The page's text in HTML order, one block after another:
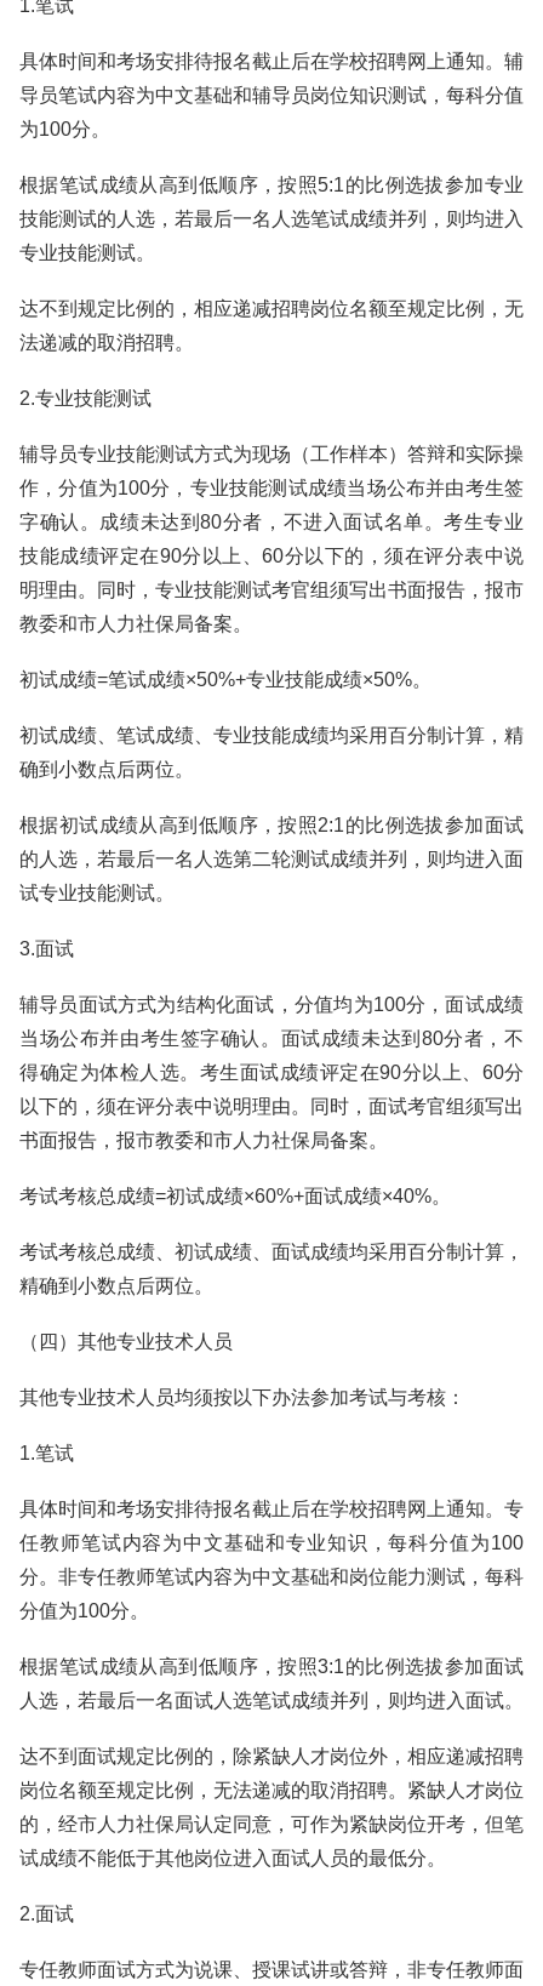
1.笔试
具体时间和考场安排待报名截止后在学校招聘网上通知。辅
导员笔试内容为中文基础和辅导员岗位知识测试，每科分值
为100分。
根据笔试成绩从高到低顺序，按照5:1的比例选拔参加专业
技能测试的人选，若最后一名人选笔试成绩并列，则均进入
专业技能测试。
达不到规定比例的，相应递减招聘岗位名额至规定比例，无
法递减的取消招聘。
2.专业技能测试
辅导员专业技能测试方式为现场（工作样本）答辩和实际操
作，分值为100分，专业技能测试成绩当场公布并由考生签
字确认。成绩未达到80分者，不进入面试名单。考生专业
技能成绩评定在90分以上、60分以下的，须在评分表中说
明理由。同时，专业技能测试考官组须写出书面报告，报市
教委和市人力社保局备案。
初试成绩=笔试成绩×50%+专业技能成绩×50%。
初试成绩、笔试成绩、专业技能成绩均采用百分制计算，精
确到小数点后两位。
根据初试成绩从高到低顺序，按照2:1的比例选拔参加面试
的人选，若最后一名人选第二轮测试成绩并列，则均进入面
试专业技能测试。
3.面试
辅导员面试方式为结构化面试，分值均为100分，面试成绩
当场公布并由考生签字确认。面试成绩未达到80分者，不
得确定为体检人选。考生面试成绩评定在90分以上、60分
以下的，须在评分表中说明理由。同时，面试考官组须写出
书面报告，报市教委和市人力社保局备案。
考试考核总成绩=初试成绩×60%+面试成绩×40%。
考试考核总成绩、初试成绩、面试成绩均采用百分制计算，
精确到小数点后两位。
（四）其他专业技术人员
其他专业技术人员均须按以下办法参加考试与考核：
1.笔试
具体时间和考场安排待报名截止后在学校招聘网上通知。专
任教师笔试内容为中文基础和专业知识，每科分值为100
分。非专任教师笔试内容为中文基础和岗位能力测试，每科
分值为100分。
根据笔试成绩从高到低顺序，按照3:1的比例选拔参加面试
人选，若最后一名面试人选笔试成绩并列，则均进入面试。
达不到面试规定比例的，除紧缺人才岗位外，相应递减招聘
岗位名额至规定比例，无法递减的取消招聘。紧缺人才岗位
的，经市人力社保局认定同意，可作为紧缺岗位开考，但笔
试成绩不能低于其他岗位进入面试人员的最低分。
2.面试
专任教师面试方式为说课、授课试讲或答辩，非专任教师面